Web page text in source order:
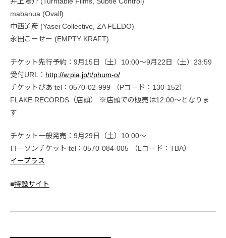
mabanua (Ovall)
中西道彦 (Yasei Collective, ZA FEEDO)
永田こーせー (EMPTY KRAFT)
チケット先行予約：9月15日（土）10:00～9月22日（土）23:59
受付URL： http://w.pia.jp/t/phum-o/
チケットぴあ tel：0570-02-999 （Pコード：130-152）
FLAKE RECORDS（店頭） ※店頭での販売は12:00～となりま
す
チケット一般発売：9月29日（土）10:00～
ローソンチケット tel：0570-084-005 （Lコード：TBA）
イープラス
■特設サイト